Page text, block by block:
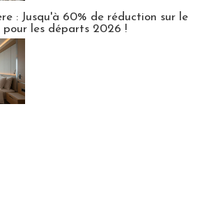
: Jusqu'à 60% de réduction sur le
pour les départs 2026 !